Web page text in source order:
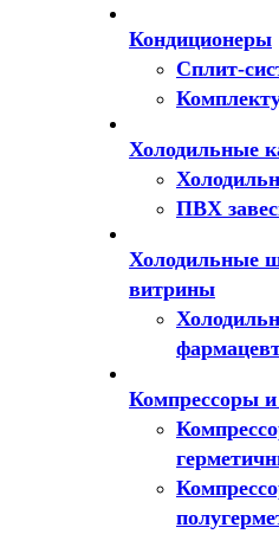
Кондиционеры
Сплит-
Холодильные
ПВХ
Холодильные
витрины
Компрессоры и